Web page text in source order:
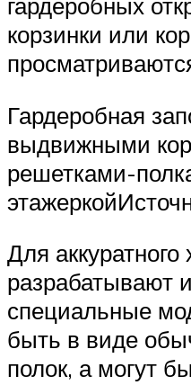
корзинки или
Гардеробная
выдвижными
решетками-
Для
разрабатывают
специальные
быть в виде
полок, а могут